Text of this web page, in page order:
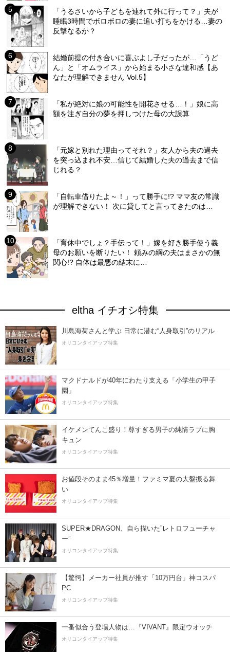
「うるさいから子どもを連れて外に行って？」夫が
睡眠3時間でボロボロの妻に追い打ちをかける…妻の
反撃なるか？
結婚前提の付き合いに喜ぶよし子だったが…「うど
ん」と「オムライス」から始まる小さな違和感【あ
なたが理解できません Vol.5】
「私が絶対に娘の可能性を開花させる…！」娘に高
額を注ぎ自分の夢を押しつけた母の大誤算
「元嫁と別れた理由ってそれ？」友人から夫の過去
を突っ込まれ不安…信じて結婚した夫の過去まで信
じれる？
「自転車借りたよ～！」って勝手に!? ママ友の常識
が理解できない！ 次に貸してと言ってきたのは…
「育休中でしょ？手伝って！」嫁を好き勝手使う義
母のお願いを断りたい！ 頼みの綱の夫はまさかの無
関心!? 自体は最悪の結末に…
eltha イチオシ特集
川島海荷さんと学ぶ 日常に潜む“人身取引”のリアル
オリコンタイアップ特集
マクドナルドが40年にわたり支える「小学生の甲子
園」
オリコンタイアップ特集
イケメンてんこ盛り！尊すぎる男子の純情ラブに胸
キュン
オリコンタイアップ特集
お値段そのまま45％増量！ファミマ夏の大盤振る舞
い
オリコンタイアップ特集
SUPER★DRAGON、自ら描いた”レトロフューチャ
ー”
オリコンタイアップ特集
【驚愕】メーカー社員が推す「10万円台」神コスパ
PC
オリコンタイアップ特集
一番似合う登場人物は…『VIVANT』限定ウオッチ
オリコンタイアップ特集